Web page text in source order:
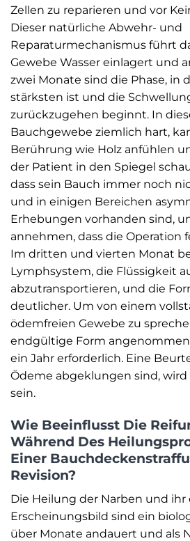
Zellen zu reparieren und vor
Dieser natürliche Abwehr- und
Reparaturmechanismus führt
Gewebe Wasser einlagert und
zwei Monate sind die Phase, in
stärksten ist und die
zurückzugehen beginnt. In
Bauchgewebe ziemlich hart,
Berührung wie Holz anfühlen
der Patient in den Spiegel
dass sein Bauch immer noch
und in einigen Bereichen
Erhebungen vorhanden sind,
annehmen, dass die Operation
Im dritten und vierten Monat
Lymphsystem, die Flüssigkeit
abzutransportieren, und die
deutlicher. Um von einem
ödemfreien Gewebe zu
endgültige Form
ein Jahr erforderlich. Eine
Ödeme abgeklungen sind,
sein.
Wie Beeinflusst Die
Während Des
Einer
Revision?
Die Heilung der Narben und
Erscheinungsbild sind ein
über Monate andauert und als